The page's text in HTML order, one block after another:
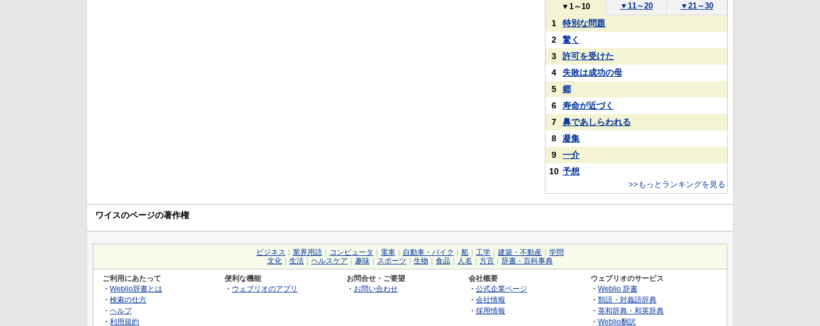
▼ 1～10 ▼ 11～20 ▼ 21～30
1
特別な問題
2
驚く
3
許可を受けた
4
失敗は成功の母
5
郷
6
寿命が近づく
7
鼻であしらわれる
8
凝集
9
一介
10 予想
>>もっとランキングを見る
ワイスのページの著作権
ビジネス 業界用語 コンピュータ 電車 自動車・バイク 船 工学 建築・不動産
学問
文化
生活 ヘルスケア 趣味 スポーツ 生物 食品 人名 方言 辞書・百科事典
ご利用にあたって
・ Weblio辞書とは
・ 検索の仕方
・ ヘルプ
・ 利用規約
便利な機能
・ ウェブリオのアプリ
お問合せ・ご要望
・ お問い合わせ
会社概要
・ 公式企業ページ
・ 会社情報
・ 採用情報
ウェブリオのサービス
・ Weblio 辞書
・ 類語・対義語辞典
・ 英和辞典・和英辞典
・ Weblio翻訳